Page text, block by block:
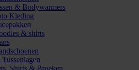
& Bodywarmers
Kleding
& shirts
Shirts & Broeken